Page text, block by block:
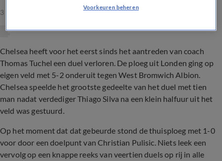
3 apr 2021, 17:30
Chelsea heeft voor het eerst sinds het aantreden van coach
Thomas Tuchel een duel verloren. De ploeg uit Londen ging op
eigen veld met 5-2 onderuit tegen West Bromwich Albion.
Chelsea speelde het grootste gedeelte van het duel met tien
man nadat verdediger Thiago Silva na een klein halfuur uit het
veld was gestuurd.
Op het moment dat dat gebeurde stond de thuisploeg met 1-0
voor door een doelpunt van Christian Pulisic. Niets leek een
vervolg op een knappe reeks van veertien duels op rij in alle
Voorkeuren beheren